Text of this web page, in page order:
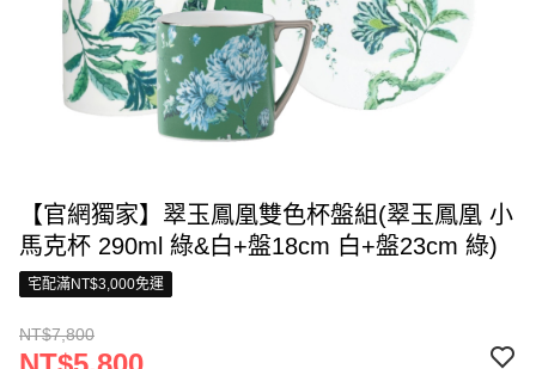
【官網獨家】翠玉鳳凰雙色杯盤組(翠玉鳳凰 小
馬克杯 290ml 綠&白+盤18cm 白+盤23cm 綠)
宅配滿NT$3,000免運
NT$7,800